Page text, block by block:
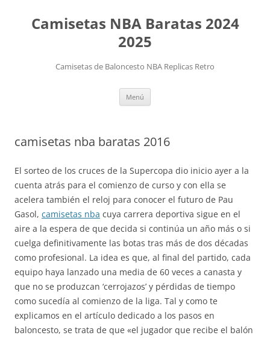
Camisetas NBA Baratas 2024
2025
Camisetas de Baloncesto NBA Replicas Retro
Menú
camisetas nba baratas 2016
El sorteo de los cruces de la Supercopa dio inicio ayer a la
cuenta atrás para el comienzo de curso y con ella se
acelera también el reloj para conocer el futuro de Pau
Gasol, camisetas nba cuya carrera deportiva sigue en el
aire a la espera de que decida si continúa un año más o si
cuelga definitivamente las botas tras más de dos décadas
como profesional. La idea es que, al final del partido, cada
equipo haya lanzado una media de 60 veces a canasta y
que no se produzcan ‘cerrojazos’ y pérdidas de tiempo
como sucedía al comienzo de la liga. Tal y como te
explicamos en el artículo dedicado a los pasos en
baloncesto, se trata de que «el jugador que recibe el balón